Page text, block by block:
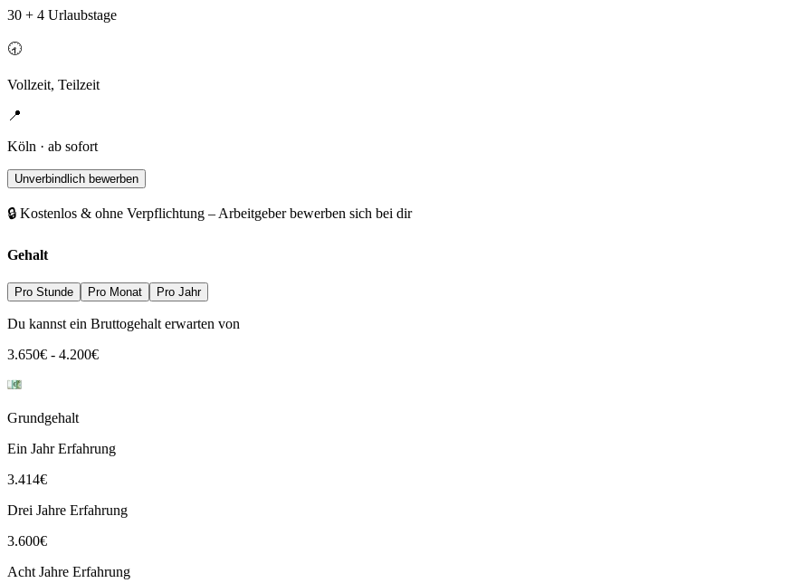
30 + 4 Urlaubstage
🕣
Vollzeit, Teilzeit
📍
Köln · ab sofort
Unverbindlich bewerben
🔒 Kostenlos & ohne Verpflichtung – Arbeitgeber bewerben sich bei dir
Gehalt
Pro Stunde Pro Monat Pro Jahr
Du kannst ein Bruttogehalt erwarten von
3.650€ - 4.200€
Grundgehalt
Ein Jahr Erfahrung
3.414€
Drei Jahre Erfahrung
3.600€
Acht Jahre Erfahrung